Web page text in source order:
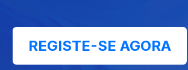
REGISTE-SE AGORA